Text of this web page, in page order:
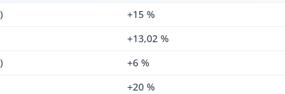
+15 %
+13,02 %
+6 %
+20 %